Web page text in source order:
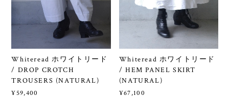
Whiteread ホワイトリード
/ DROP CROTCH
TROUSERS (NATURAL)
¥59,400
Whiteread ホワイトリード
/ HEM PANEL SKIRT
(NATURAL)
¥67,100